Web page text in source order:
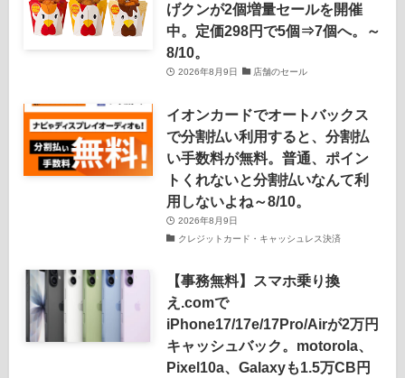
げクンが2個増量セールを開催
中。定価298円で5個⇒7個へ。～
8/10。
2026年8月9日 店舗のセール
イオンカードでオートバックス
で分割払い利用すると、分割払
い手数料が無料。普通、ポイン
トくれないと分割払いなんて利
用しないよね～8/10。
2026年8月9日
クレジットカード・キャッシュレス決済
【事務無料】スマホ乗り換
え.comで
iPhone17/17e/17Pro/Airが2万円
キャッシュバック。motorola、
Pixel10a、Galaxyも1.5万CB円